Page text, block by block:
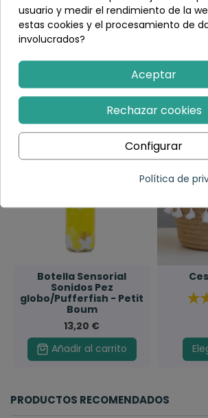
Kit coches de arrastre
de madera
(3)
Elegir variante
Botella Sensorial
Sonidos Pez
globo/Pufferfish - Petit
Boum
13,20 €
Añadir al carrito
PRODUCTOS RECOMENDADOS
usuario y medir el rendimiento de la
estas cookies y el procesamiento de
involucrados?
Aceptar
Rechazar cookies
Configurar
Política de